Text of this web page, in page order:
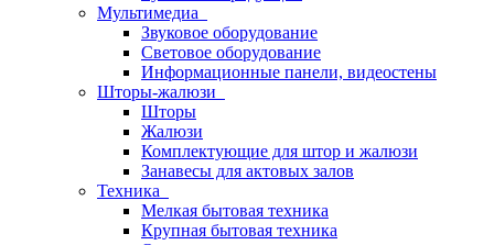
Мультимедиа
Звуковое оборудование
Световое оборудование
Информационные панели, видеостены
Шторы-жалюзи
Шторы
Жалюзи
Комплектующие для штор и жалюзи
Занавесы для актовых залов
Техника
Мелкая бытовая техника
Крупная бытовая техника